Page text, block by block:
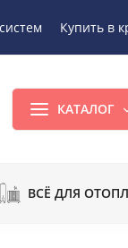
Купить в
КАТАЛОГ
ВСЁ ДЛЯ